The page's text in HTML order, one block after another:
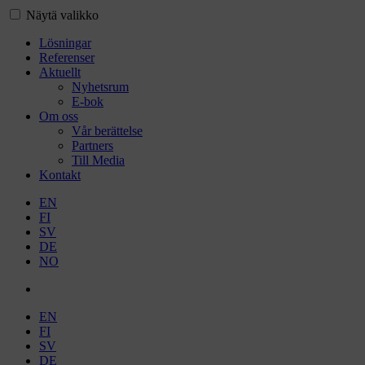
Näytä valikko
Lösningar
Referenser
Aktuellt
Nyhetsrum
E-bok
Om oss
Vår berättelse
Partners
Till Media
Kontakt
EN
FI
SV
DE
NO
EN
FI
SV
DE